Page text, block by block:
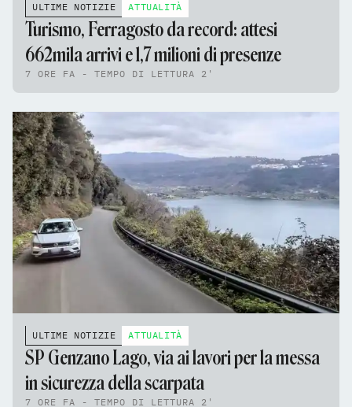
ULTIME NOTIZIE ATTUALITÀ
Turismo, Ferragosto da record: attesi
662mila arrivi e 1,7 milioni di presenze
7 ORE FA - TEMPO DI LETTURA 2'
ULTIME NOTIZIE ATTUALITÀ
SP Genzano Lago, via ai lavori per la messa
in sicurezza della scarpata
7 ORE FA - TEMPO DI LETTURA 2'